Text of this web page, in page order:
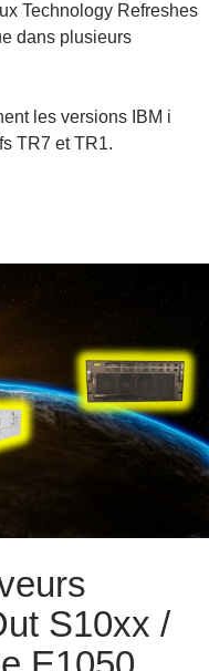
Technology Refreshes
dans plusieurs
les versions IBM i
TR7 et TR1.
/ 7.4 TR7
S10xx /